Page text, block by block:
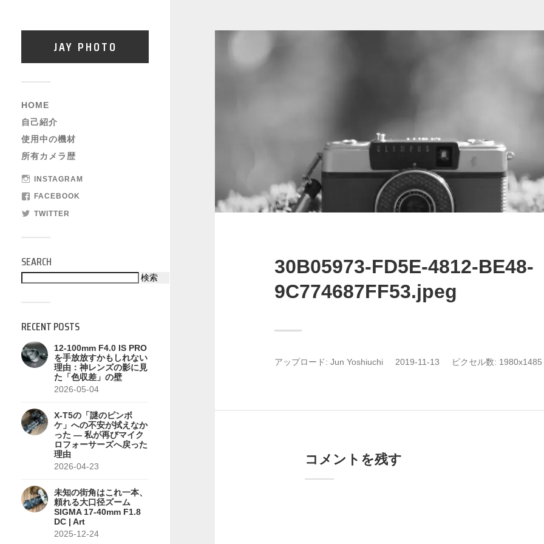
JAY PHOTO
HOME
自己紹介
使用中の機材
所有カメラ歴
INSTAGRAM
FACEBOOK
TWITTER
SEARCH
検索
RECENT POSTS
12-100mm F4.0 IS PRO
を手放放すかもしれない
理由：神レンズの影に見
た「色収差」の壁
2026-05-04
X-T5の「謎のピンボ
ケ」への不安が拭えなか
った — 私が再びマイク
ロフォーサーズへ戻った
理由
2026-04-23
未知の街角はこれ一本、
頼れる大口径ズーム
SIGMA 17-40mm F1.8
DC | Art
2025-12-24
30B05973-FD5E-4812-BE48-
9C774687FF53.jpeg
アップロード: Jun Yoshiuchi 2019-11-13 ピクセル数: 1980x1485
コメントを残す